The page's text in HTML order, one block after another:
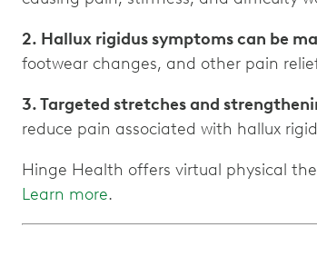
2. Hallux rigidus symptoms can be
footwear changes, and other pain
3. Targeted stretches and
reduce pain associated with hallux
Hinge Health offers virtual physical
Learn more.